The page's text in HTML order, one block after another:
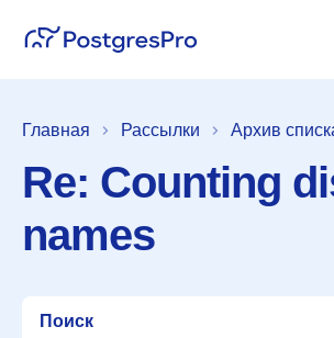
Главная Рассылки
Re: Counting
names
Поиск